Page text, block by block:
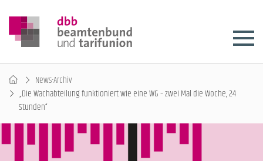
News-Archiv
„Die Wachabteilung funktioniert wie eine WG – zwei Mal die Woche, 24
Stunden“